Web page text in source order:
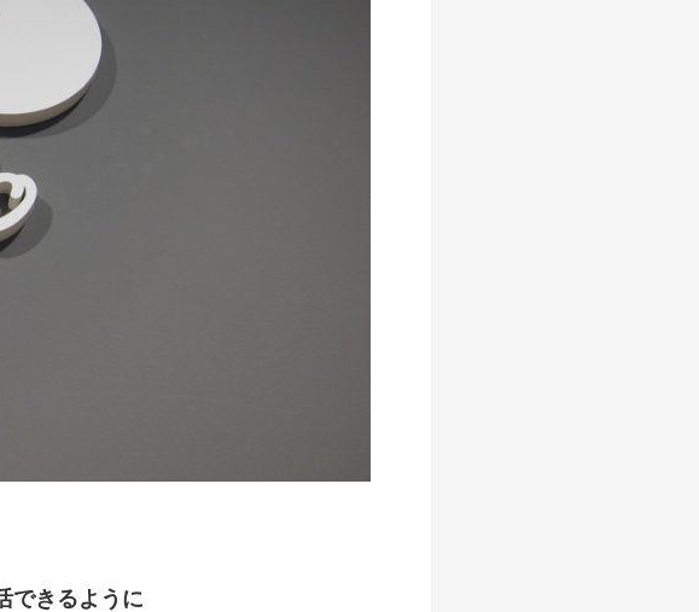
できるように